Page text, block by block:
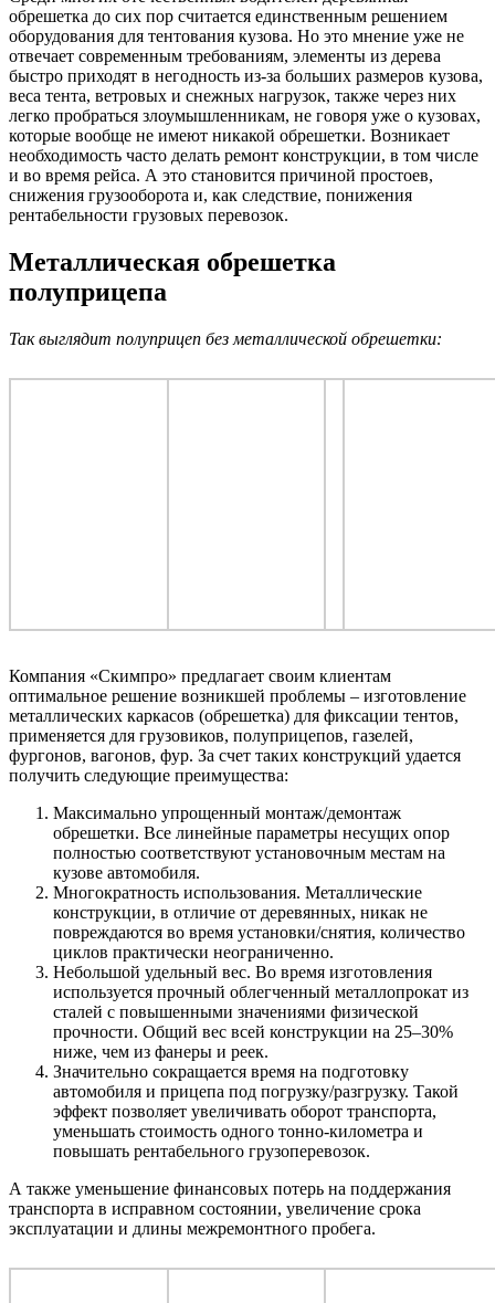
обрешетка до сих пор считается единственным решением
оборудования для тентования кузова. Но это мнение уже не
отвечает современным требованиям, элементы из дерева
быстро приходят в негодность из-за больших размеров кузова,
веса тента, ветровых и снежных нагрузок, также через них
легко пробраться злоумышленникам, не говоря уже о кузовах,
которые вообще не имеют никакой обрешетки. Возникает
необходимость часто делать ремонт конструкции, в том числе
и во время рейса. А это становится причиной простоев,
снижения грузооборота и, как следствие, понижения
рентабельности грузовых перевозок.
Металлическая обрешетка
полуприцепа
Так выглядит полуприцеп без металлической обрешетки:
Компания «Скимпро» предлагает своим клиентам
оптимальное решение возникшей проблемы – изготовление
металлических каркасов (обрешетка) для фиксации тентов,
применяется для грузовиков, полуприцепов, газелей,
фургонов, вагонов, фур. За счет таких конструкций удается
получить следующие преимущества:
Максимально упрощенный монтаж/демонтаж
обрешетки. Все линейные параметры несущих опор
полностью соответствуют установочным местам на
кузове автомобиля.
Многократность использования. Металлические
конструкции, в отличие от деревянных, никак не
повреждаются во время установки/снятия, количество
циклов практически неограниченно.
Небольшой удельный вес. Во время изготовления
используется прочный облегченный металлопрокат из
сталей с повышенными значениями физической
прочности. Общий вес всей конструкции на 25–30%
ниже, чем из фанеры и реек.
Значительно сокращается время на подготовку
автомобиля и прицепа под погрузку/разгрузку. Такой
эффект позволяет увеличивать оборот транспорта,
уменьшать стоимость одного тонно-километра и
повышать рентабельного грузоперевозок.
А также уменьшение финансовых потерь на поддержания
транспорта в исправном состоянии, увеличение срока
эксплуатации и длины межремонтного пробега.